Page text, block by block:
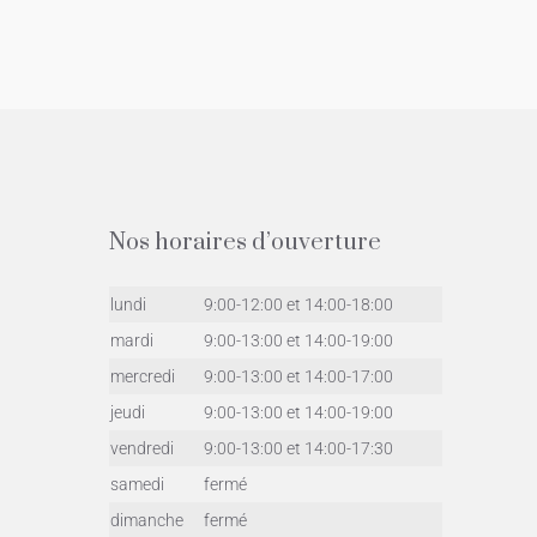
Nos horaires d’ouverture
lundi
9:00-12:00 et 14:00-18:00
mardi
9:00-13:00 et 14:00-19:00
mercredi
9:00-13:00 et 14:00-17:00
jeudi
9:00-13:00 et 14:00-19:00
vendredi
9:00-13:00 et 14:00-17:30
samedi
fermé
dimanche
fermé